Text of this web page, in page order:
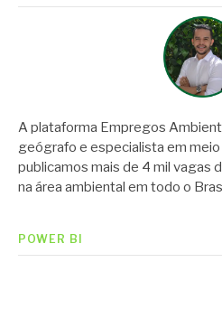
A plataforma Empregos
geógrafo e especialista em
publicamos mais de 4 mil vagas
na área ambiental em todo o
POWER BI